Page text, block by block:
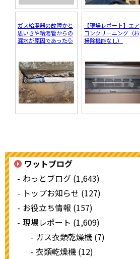
ガス給湯器の故障かと
思いきや給湯管からの
漏水が原因であった💦
【現場レポート】エア
コンクリーニング（お
掃除機能なし）
ワットブログ
わっとブログ (1,643)
トップお知らせ (127)
お役立ち情報 (157)
現場レポート (1,609)
ガス衣類乾燥機 (7)
衣類乾燥機 (12)